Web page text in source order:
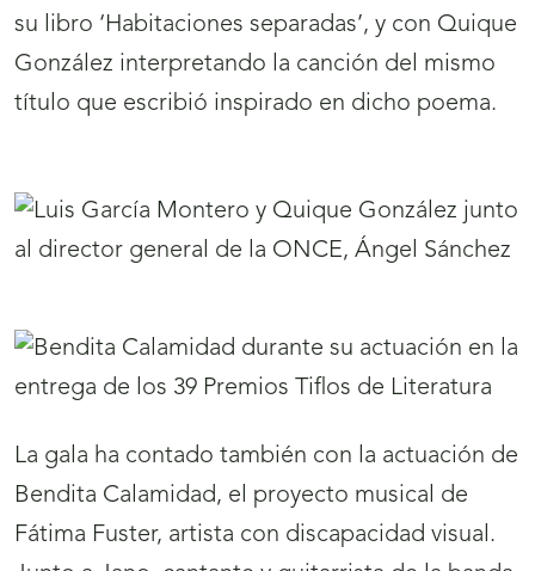
su libro ‘Habitaciones separadas’, y con Quique
González interpretando la canción del mismo
título que escribió inspirado en dicho poema.
La gala ha contado también con la actuación de
Bendita Calamidad, el proyecto musical de
Fátima Fuster, artista con discapacidad visual.